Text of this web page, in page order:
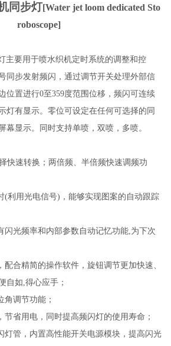
同步灯[Water jet loom dedicated Sto
roboscope]
主要用于喷水织机定时系统的调整和控
同步发射频闪，通过调节开关处理外部信
位置进行0至359度范围位移，频闪可连续
灯有显示。零位可设定在任何可选择的同
幕显示。同时支持单喷，双喷，多喷。
快速转换；两倍频、半倍频快速调频功
(利用光电信号)，能够实现图案的自动跟踪
闪光频率和内部参数自动记忆功能,为下次
配合精简的操作软件，旋钮调节更加快速、
自如,得心应手；
角调节功能；
节省用电，同时提高频闪灯的使用寿命；
灯管，内置高性能开关电源模块，提高闪光